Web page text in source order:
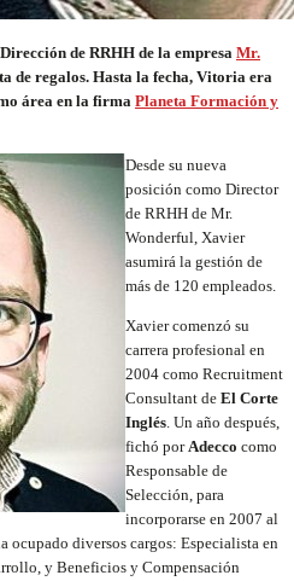
de RRHH de la empresa Mr.
de regalos. Hasta la fecha, Vitoria era
área en la firma Planeta Formación y
Desde su nueva
posición como Director
de RRHH de Mr.
Wonderful, Xavier
asumirá la gestión de
más de 120 empleados.
Xavier comenzó su
carrera profesional en
2004 como Recruitment
Consultant de El Corte
Inglés. Un año después,
fichó porAdecco como
Responsable de
Selección, para
incorporarse en 2007 al
ocupado diversos cargos: Especialista en
y Beneficios y Compensación